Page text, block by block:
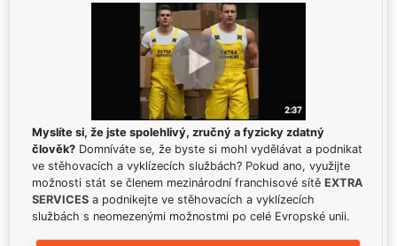
Myslíte si, že jste spolehlivý, zručný a fyzicky zdatný
člověk? Domníváte se, že byste si mohl vydělávat a podnikat
ve stěhovacích a vyklízecích službách? Pokud ano, využijte
možnosti stát se členem mezinárodní franchisové sítě EXTRA
SERVICES a podnikejte ve stěhovacích a vyklízecích
službách s neomezenými možnostmi po celé Evropské unii.